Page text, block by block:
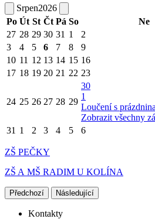
Srpen2026
Po Út St Čt Pá So
Ne
27 28 29 30 31 1
2
3
4 5 6 7 8
9
10 11 12 13 14 15 16
17 18 19 20 21 22 23
24 25 26 27 28 29
30
1
Loučení s
Zobrazit všechny
31 1 2 3 4 5 6
ZŠ PEČKY
ZŠ A MŠ RADIM U KOLÍNA
Předchozí Následující
Kontakty